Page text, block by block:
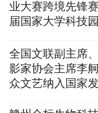
业大赛跨境先锋
届国家大学科技
全国文联副主席
影家协会主席李
众文艺纳入国家